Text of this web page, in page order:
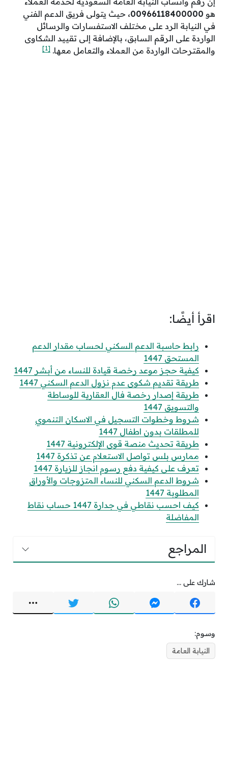
هو
00966118400000،
حيث يتولى فريق الدعم الفني
في النيابة الرد على مختلف الاستفسارات والرسائل
الواردة على الرقم السابق، بالإضافة إلى تقييد الشكاوى
والمقترحات الواردة من العملاء والتعامل معها. [1]
اقرأ أيضًا:
رابط حاسبة الدعم السكني لحساب مقدار الدعم
المستحق 1447
كيفية حجز موعد رخصة قيادة للنساء من أبشر 1447
طريقة تقديم شكوى عدم نزول الدعم السكني 1447
طريقة إصدار رخصة فال العقارية للوساطة
والتسويق 1447
شروط وخطوات التسجيل في الاسكان التنموي
للمطلقات بدون اطفال 1447
طريقة تحديث منصة قوى الإلكترونية 1447
ممارس بلس تواصل الاستعلام عن تذكرة 1447
تعرف على كيفية دفع رسوم انجاز للزيارة 1447
شروط الدعم السكني للنساء المتزوجات والأوراق
المطلوبة 1447
كيف احسب نقاطي في جدارة 1447 حساب نقاط
المفاضلة
المراجع
شارك على ...
وسوم:
النيابة العامة